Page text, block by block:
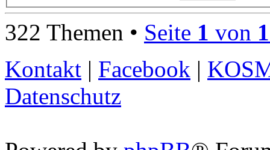
322 Themen • Seite 1 von
Kontakt | Facebook |
Datenschutz